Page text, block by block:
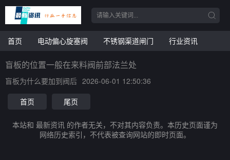
首页 电动偏心旋塞阀 不锈钢渠道闸门 行业资讯
盲板的位置一般在来料阀前部法兰处
盲板为什么要加到阀后 2026-06-01 12:50:36
首页
尾页
本站和 最新资讯 的作者无关，不对其内容负责。本历史页面谨为
网络历史索引，不代表被查询网站的即时页面。